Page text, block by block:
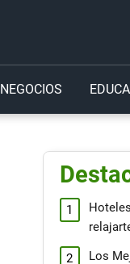
NEGOCIOS
Los